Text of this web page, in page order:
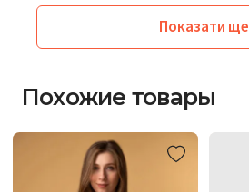
Показати ще
Похожие товары